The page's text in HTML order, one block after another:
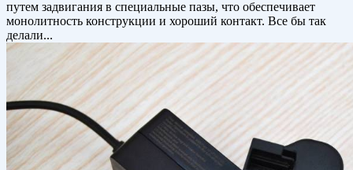
путем задвигания в специальные пазы, что обеспечивает
монолитность конструкции и хороший контакт. Все бы так
делали...